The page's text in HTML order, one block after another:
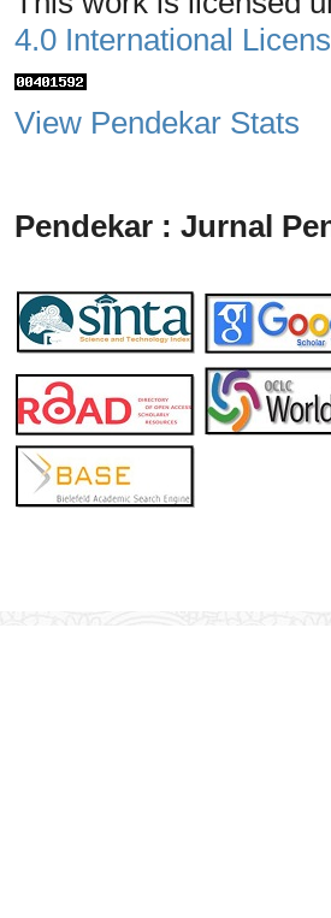
4.0 International
View Pendekar Stats
Pendekar : Jurnal